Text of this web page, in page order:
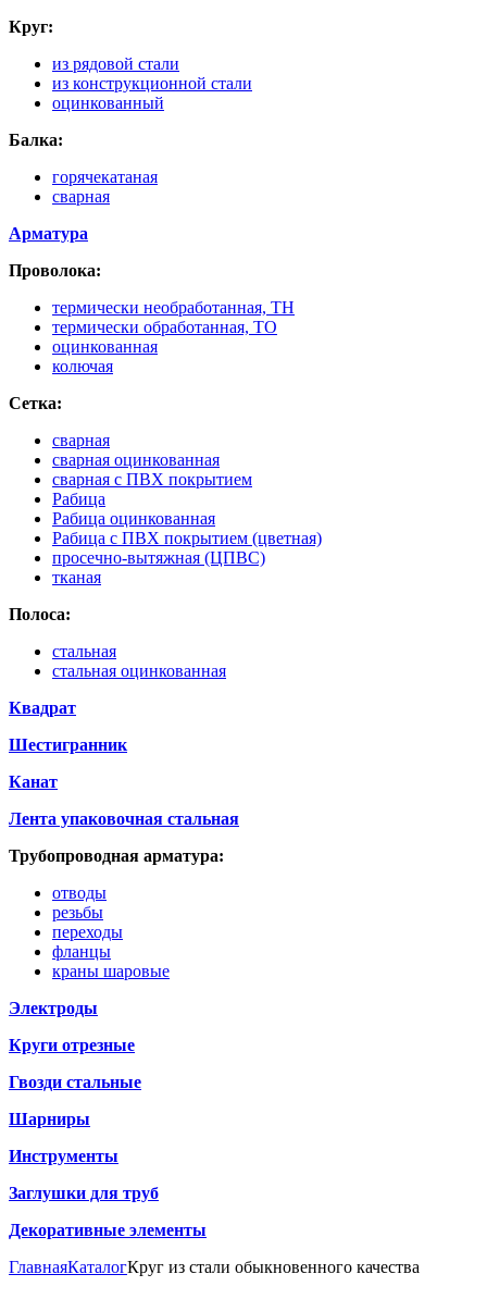
Круг:
из рядовой стали
из конструкционной стали
оцинкованный
Балка:
горячекатаная
сварная
Арматура
Проволока:
термически необработанная, ТН
термически обработанная, ТО
оцинкованная
колючая
Сетка:
сварная
сварная оцинкованная
сварная с ПВХ покрытием
Рабица
Рабица оцинкованная
Рабица с ПВХ покрытием (цветная)
просечно-вытяжная (ЦПВС)
тканая
Полоса:
стальная
стальная оцинкованная
Квадрат
Шестигранник
Канат
Лента упаковочная стальная
Трубопроводная арматура:
отводы
резьбы
переходы
фланцы
краны шаровые
Электроды
Круги отрезные
Гвозди стальные
Шарниры
Инструменты
Заглушки для труб
Декоративные элементы
ГлавнаяКаталогКруг из стали обыкновенного качества